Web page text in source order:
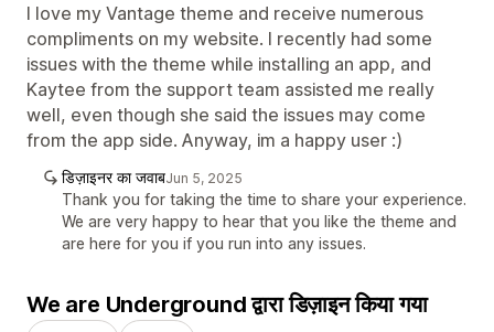
I love my Vantage theme and receive numerous
compliments on my website. I recently had some
issues with the theme while installing an app, and
Kaytee from the support team assisted me really
well, even though she said the issues may come
from the app side. Anyway, im a happy user :)
डिज़ाइनर का जवाबJun 5, 2025
Thank you for taking the time to share your experience.
We are very happy to hear that you like the theme and
are here for you if you run into any issues.
We are Underground द्वारा डिज़ाइन किया गया